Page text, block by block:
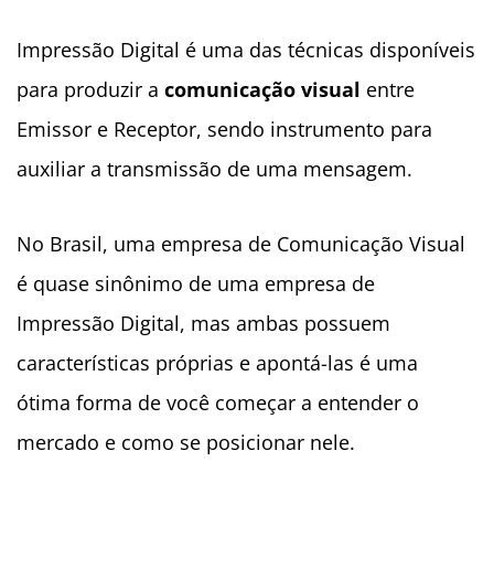
Impressão Digital é uma das técnicas disponíveis
para produzir a comunicação visual entre
Emissor e Receptor, sendo instrumento para
auxiliar a transmissão de uma mensagem.
No Brasil, uma empresa de Comunicação Visual
é quase sinônimo de uma empresa de
Impressão Digital, mas ambas possuem
características próprias e apontá-las é uma
ótima forma de você começar a entender o
mercado e como se posicionar nele.